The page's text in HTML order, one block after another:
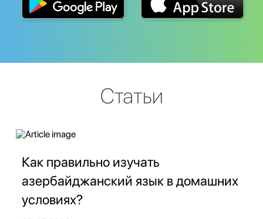
Статьи
Как правильно изучать
азербайджанский язык в домашних
условиях?